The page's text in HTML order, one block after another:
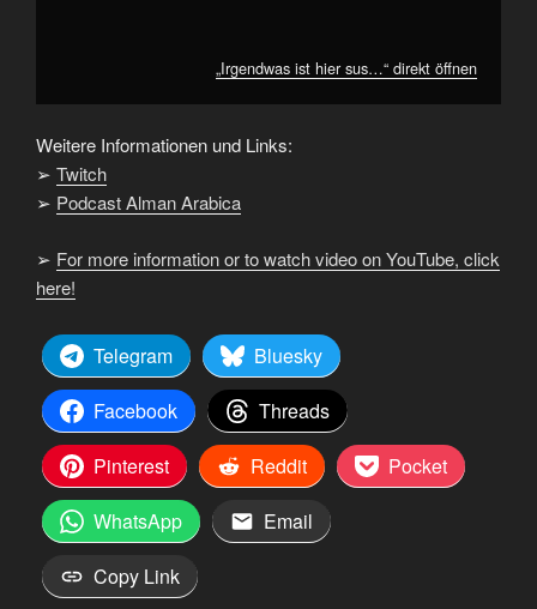
„Irgendwas ist hier sus…“ direkt öffnen
Weitere Informationen und Links:
➢ Twitch
➢ Podcast Alman Arabica
➢ For more information or to watch video on YouTube, click
here!
Telegram
Bluesky
Facebook
Threads
Pinterest
Reddit
Pocket
WhatsApp
Email
Copy Link